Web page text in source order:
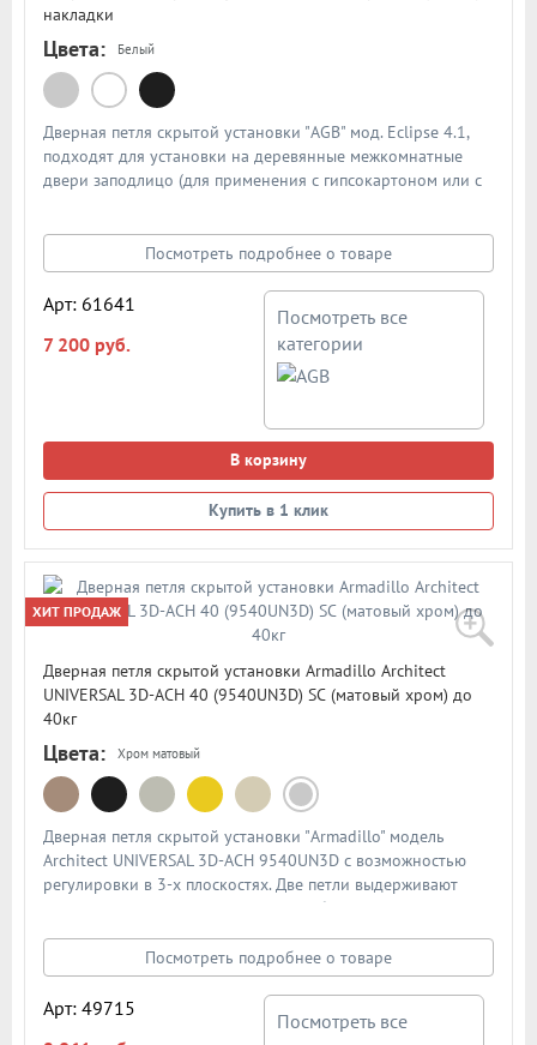
накладки
Цвета: Белый
Дверная петля скрытой установки "AGB" мод. Eclipse 4.1,
подходят для установки на деревянные межкомнатные
двери заподлицо (для применения с гипсокартоном или с
отличается возможностью установки дверного полотна в
ровень с наличником. Петля нового поколения с
возможностью регулировки во всех плоскостях. Артикул:
E302006491. Допустимая нагрузка на две петли - 70 кг.
Цвет: белый. Каждая петля комплектуется специальными
накладками. В подробном описании предоставлена схема с
Посмотреть подробнее о товаре
Арт: 61641
7 200 руб.
Посмотреть все
категории
В корзину
Купить в 1 клик
ХИТ ПРОДАЖ
Дверная петля скрытой установки Armadillo Architect
UNIVERSAL 3D-ACH 40 (9540UN3D) SС (матовый хром) до
40кг
Цвета: Хром матовый
Дверная петля скрытой установки "Armadillo" модель
Architect UNIVERSAL 3D-ACH 9540UN3D с возможностью
регулировки в 3-х плоскостях. Две петли выдерживают
нагрузку до 40кг и подходят для любых межкомнатных
подробном описании представлена схема и размеры петли
Посмотреть подробнее о товаре
Арт: 49715
Посмотреть все